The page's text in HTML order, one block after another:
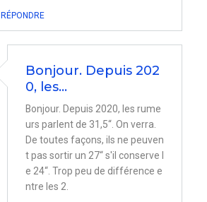
RÉPONDRE
Bonjour. Depuis 202
0, les…
Bonjour. Depuis 2020, les rume
urs parlent de 31,5“. On verra.
De toutes façons, ils ne peuven
t pas sortir un 27“ s'il conserve l
e 24“. Trop peu de différence e
ntre les 2.